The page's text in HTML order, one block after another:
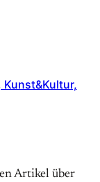
Artikel über